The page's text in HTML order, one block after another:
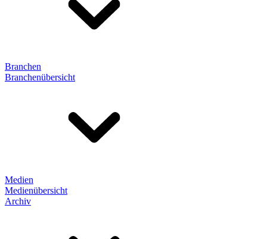
Branchen
Branchenübersicht
Medien
Medienübersicht
Archiv